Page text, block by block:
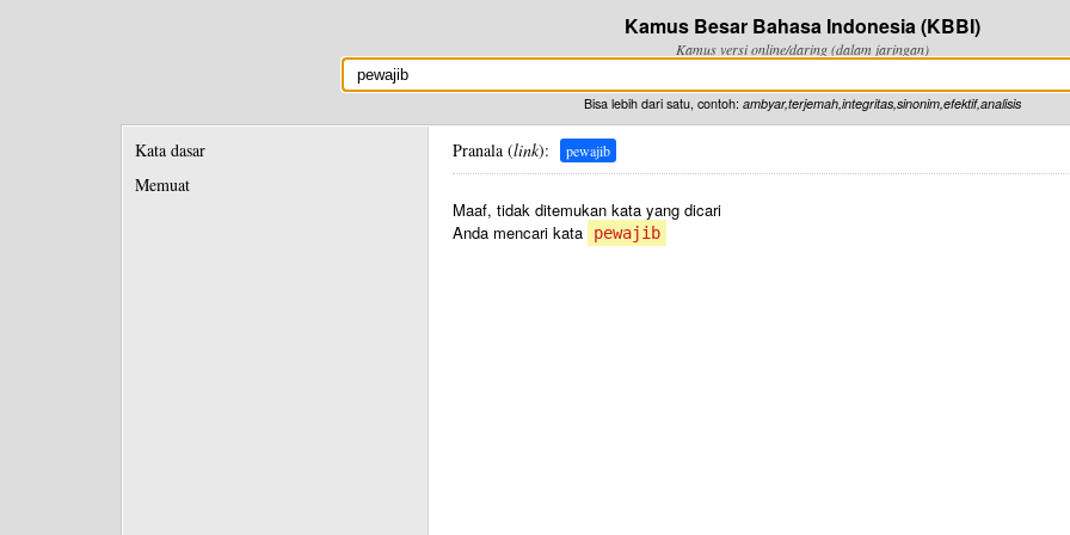
Kamus Besar Bahasa Indonesia (KBBI)
Kamus versi online/daring (dalam jaringan)
Bisa lebih dari satu, contoh: ambyar,terjemah,integritas,sinonim,efektif,analisis
Kata dasar
Memuat
Pranala (link): pewajib
Maaf, tidak ditemukan kata yang dicari
Anda mencari kata
pewajib